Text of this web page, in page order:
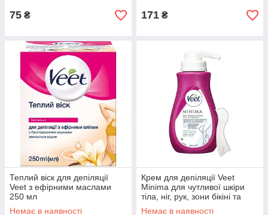
75 ₴ 171 ₴
Теплий віск для депіляції
Veet з ефірними маслами
250 мл
Немає в наявності
Крем для депіляції Veet
Minima для чутливої шкіри
тіла, ніг, рук, зони бікіні та
області пахв 400 мл
Немає в наявності